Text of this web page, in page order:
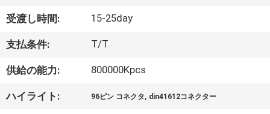
つ
い
て
工
受渡し時間: 15-25day
支払条件: T/T
供給の能力: 800000Kpcs
ハイライト: 96ピン コネクタ, din41612コネクター